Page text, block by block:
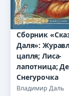
Сборник
Даля»:
цапля; Лиса-
лапотница;
Снегурочка
Владимир Даль